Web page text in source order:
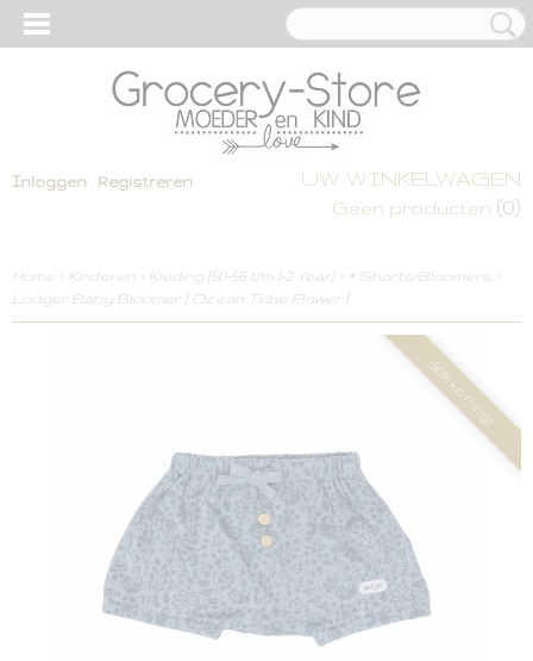
Inloggen Registreren UW WINKELWAGEN
Geen producten (0)
Home > Kinderen > Kleding [50-56 t/m 1-2 Year]> * Shorts/Bloomers >
Lodger Baby Bloomer [ Ocean Tribe Flower ]
-50% korting!